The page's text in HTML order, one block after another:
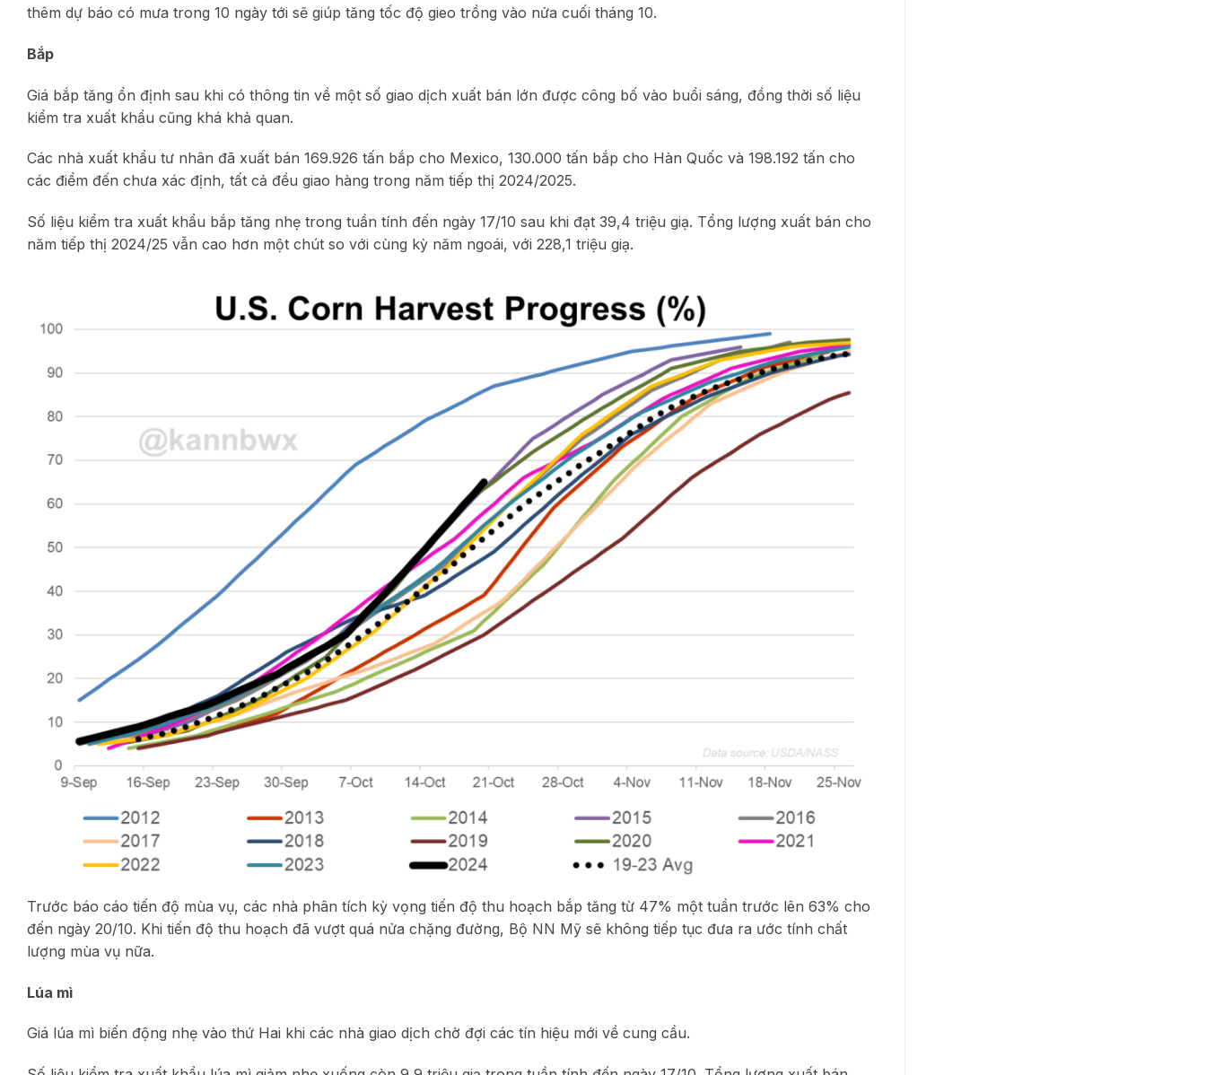
thêm dự báo có mưa trong 10 ngày tới sẽ giúp tăng tốc độ gieo trồng vào nửa cuối tháng 10.
Bắp
Giá bắp tăng ổn định sau khi có thông tin về một số giao dịch xuất bán lớn được công bố vào buổi sáng, đồng thời số liệu
kiểm tra xuất khẩu cũng khá khả quan.
Các nhà xuất khẩu tư nhân đã xuất bán 169.926 tấn bắp cho Mexico, 130.000 tấn bắp cho Hàn Quốc và 198.192 tấn cho
các điểm đến chưa xác định, tất cả đều giao hàng trong năm tiếp thị 2024/2025.
Số liệu kiểm tra xuất khẩu bắp tăng nhẹ trong tuần tính đến ngày 17/10 sau khi đạt 39,4 triệu giạ. Tổng lượng xuất bán cho
năm tiếp thị 2024/25 vẫn cao hơn một chút so với cùng kỳ năm ngoái, với 228,1 triệu giạ.
Trước báo cáo tiến độ mùa vụ, các nhà phân tích kỳ vọng tiến độ thu hoạch bắp tăng từ 47% một tuần trước lên 63% cho
đến ngày 20/10. Khi tiến độ thu hoạch đã vượt quá nửa chặng đường, Bộ NN Mỹ sẽ không tiếp tục đưa ra ước tính chất
lượng mùa vụ nữa.
Lúa mì
Giá lúa mì biến động nhẹ vào thứ Hai khi các nhà giao dịch chờ đợi các tín hiệu mới về cung cầu.